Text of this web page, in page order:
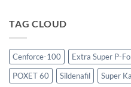
指
中
比
貨
分
辨
裡
划
算？
POXET-
60
2026：
度
買
最
壯
推
薦
2026：
香
TAG CLOUD
Cenforce-100 Extra Super P-
POXET 60
Sildenafil Super